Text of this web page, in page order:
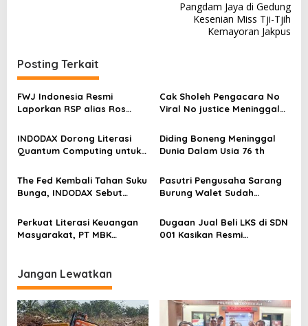
i
p
o
Pangdam Jaya di Gedung
Kesenian Miss Tji-Tjih
Kemayoran Jakpus
Posting Terkait
FWJ Indonesia Resmi
Laporkan RSP alias Ros
Cak Sholeh Pengacara No
Viral No justice Meninggal
INDODAX Dorong Literasi
Quantum Computing untuk
Blockchain
Diding Boneng Meninggal
Dunia Dalam Usia 76 th
The Fed Kembali Tahan Suku
Bunga, INDODAX Sebut
Sentimen Pasar
Pasutri Pengusaha Sarang
Burung Walet Sudah
Pelapor Desak Polda Jambi
Segera Lakukan Penahanan
Perkuat Literasi Keuangan
Masyarakat, PT MBK
Dugaan Jual Beli LKS di SDN
001 Kasikan Resmi
Jangan Lewatkan